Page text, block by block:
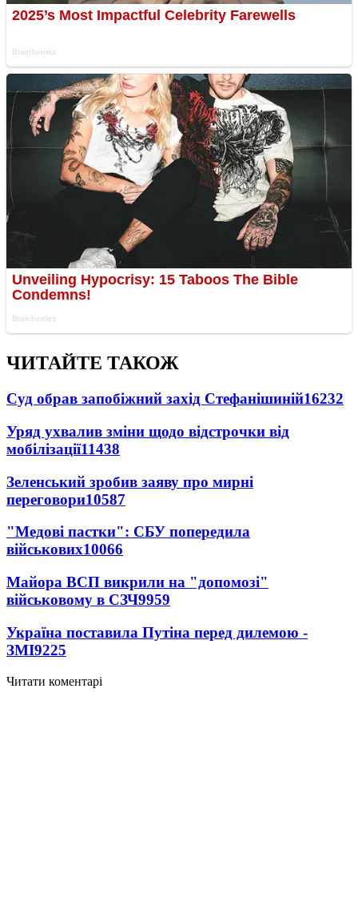
ЧИТАЙТЕ ТАКОЖ
Суд обрав запобіжний захід Стефанішиній16232
Уряд ухвалив зміни щодо відстрочки від
мобілізації11438
Зеленський зробив заяву про мирні
переговори10587
"Медові пастки": СБУ попередила
військових10066
Майора ВСП викрили на "допомозі"
військовому в СЗЧ9959
Україна поставила Путіна перед дилемою -
ЗМІ9225
Читати коментарі